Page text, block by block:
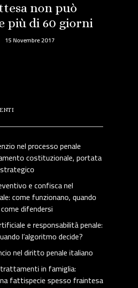
non può
più di 60 giorni
15 Novembre 2017
nel processo penale
costituzionale, portata
e confisca nel
come funzionano, quando
difendersi
e responsabilità penale:
l’algoritmo decide?
nel diritto penale italiano
in famiglia:
fattispecie spesso fraintesa